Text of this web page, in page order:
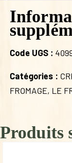
Code UGS :
Catégories :
FROMAGE, LE
Produits